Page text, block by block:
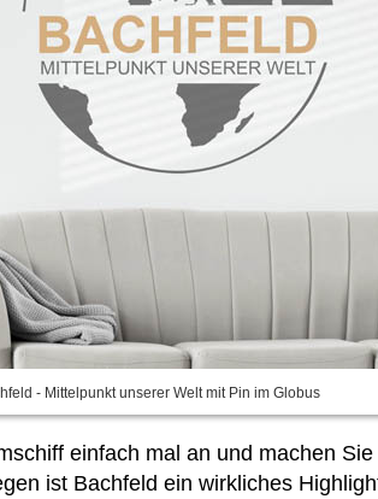
- Mittelpunkt unserer Welt mit Pin im Globus
einfach mal an und machen
ist Bachfeld ein wirkliches